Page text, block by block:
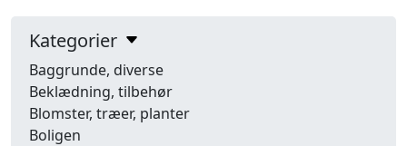
Kategorier
Baggrunde, diverse
Beklædning, tilbehør
Blomster, træer, planter
Boligen